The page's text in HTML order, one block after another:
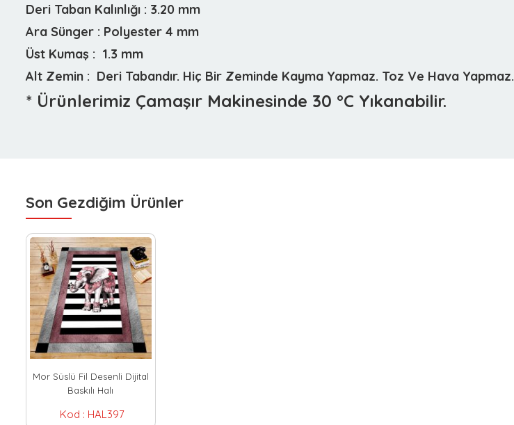
Deri Taban Kalınlığı : 3.20 mm
Ara Sünger : Polyester 4 mm
Üst Kumaş : 1.3 mm
Alt Zemin : Deri Tabandır. Hiç Bir Zeminde Kayma Yapmaz. Toz Ve Hava Yapmaz.
* Ürünlerimiz Çamaşır Makinesinde 30 °C Yıkanabilir.
Son Gezdiğim Ürünler
Mor Süslü Fil Desenli Dijital
Baskılı Halı
Kod : HAL397